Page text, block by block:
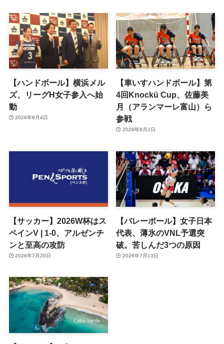
【ハンドボール】横浜メル
ズ、リーグH女子参入へ始
動
2026年8月4日
【車いすハンドボール】第
4回Knockü Cup、佐藤美
月（アランマーレ富山）ら
参戦
2026年8月2日
【サッカー】2026W杯はス
ペインV | 1-0、アルゼンチ
ンと至高の攻防
2026年7月20日
【バレーボール】女子日本
代表、薄氷のVNL予選突
破。苦しんだ3つの原因
2026年7月13日